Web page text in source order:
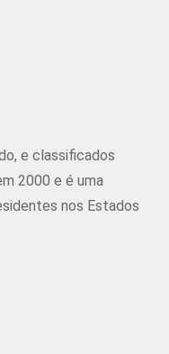
e classificados
2000 e é uma
nos Estados